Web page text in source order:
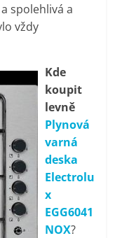
spolehlivá a
vždy
Kde
koupit
levně
Plynová
varná
deska
Electrolu
x
EGG6041
NOX?